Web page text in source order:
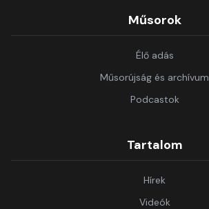
Műsorok
Élő adás
Műsorújság és archívum
Podcastok
Tartalom
Hírek
Videók